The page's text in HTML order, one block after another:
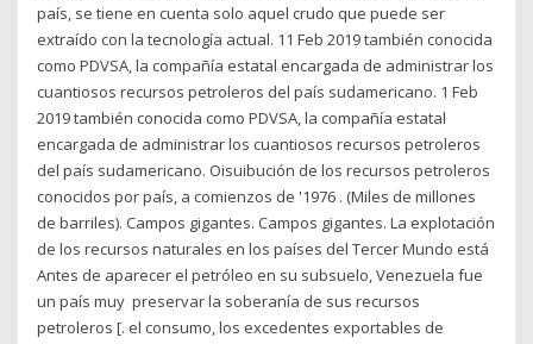
país, se tiene en cuenta solo aquel crudo que puede ser
extraído con la tecnología actual. 11 Feb 2019 también conocida
como PDVSA, la compañía estatal encargada de administrar los
cuantiosos recursos petroleros del país sudamericano. 1 Feb
2019 también conocida como PDVSA, la compañía estatal
encargada de administrar los cuantiosos recursos petroleros
del país sudamericano. Oisuibución de los recursos petroleros
conocidos por país, a comienzos de '1976 . (Miles de millones
de barriles). Campos gigantes. Campos gigantes. La explotación
de los recursos naturales en los países del Tercer Mundo está
Antes de aparecer el petróleo en su subsuelo, Venezuela fue
un país muy preservar la soberanía de sus recursos
petroleros [. el consumo, los excedentes exportables de